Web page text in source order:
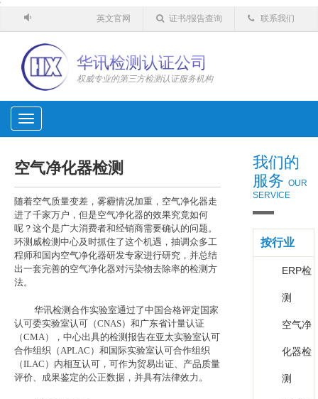
'
英文官网 证书/报告查询 联系我们
华讯检测认证公司
权威专业的第三方检测认证服务机构
Toggle
navigation
空气净化器检测
随着空气质量变差，雾霾情况加重，空气净化器走
进了千家万户，但是空气净化器的效果究竟如何
呢？这个是广大消费者和经销商需要确认的问题。
环测威检测中心及时抓住了这个机遇，抽调众多工
程师和国内空气净化器研发专家进行研究，并总结
出一套完善的空气净化器对污染物去除率的检测方
法。
华讯检测合作实验室通过了中国合格评定国家
认可委实验室认可（CNAS）和广东省计量认证
（CMA），中心出具的检测报告在亚太实验室认可
合作组织（APLAC ）和国际实验室认可合作组织
（ILAC ）内相互认可，可作为贸易出证、产品质量
评价、成果鉴定的公正数据，并具有法律效力。
我们的
服务 OUR
SERVICE
按行业
ERP检
测
空气净
化器检
测